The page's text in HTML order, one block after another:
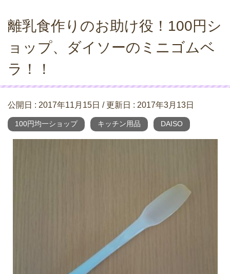
離乳食作りのお助け役！100円シ
ョップ、ダイソーのミニゴムベ
ラ！！
公開日 : 2017年11月15日 / 更新日 : 2017年3月13日
100円均一ショップ キッチン用品 DAISO